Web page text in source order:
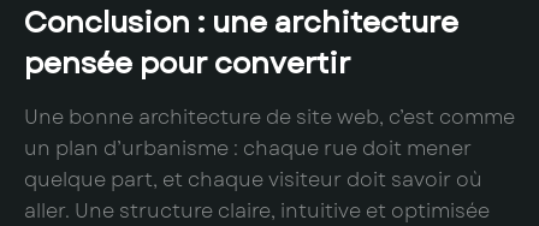
Conclusion : une architecture
pensée pour convertir
Une bonne architecture de site web, c’est comme
un plan d’urbanisme : chaque rue doit mener
quelque part, et chaque visiteur doit savoir où
aller. Une structure claire, intuitive et optimisée